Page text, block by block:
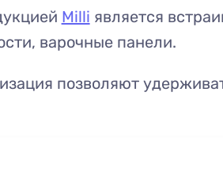
Milli является
варочные панели.
позволяют